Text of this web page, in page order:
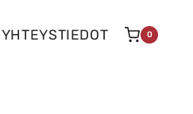
YHTEYSTIEDOT 0